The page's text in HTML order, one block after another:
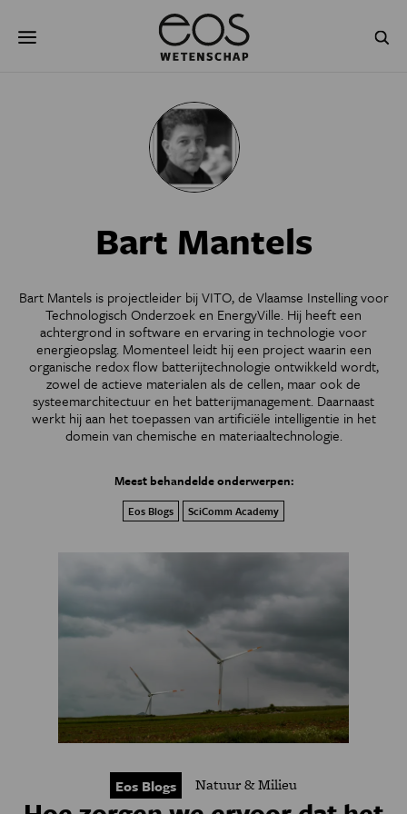
naar
NATUURWETENSCHAPPEN
PSYCHE & BREIN BLOGS
JONGE UITDAGERS
Bart Mantels
Bart Mantels is projectleider bij VITO, de Vlaamse Instelling voor
Technologisch Onderzoek en EnergyVille. Hij heeft een
achtergrond in software en ervaring in technologie voor
energieopslag. Momenteel leidt hij een project waarin een
organische redox flow batterijtechnologie ontwikkeld wordt,
zowel de actieve materialen als de cellen, maar ook de
systeemarchitectuur en het batterijmanagement. Daarnaast
werkt hij aan het toepassen van artificiële intelligentie in het
domein van chemische en materiaaltechnologie.
Meest behandelde onderwerpen:
Eos Blogs SciComm Academy
Eos Blogs Natuur & Milieu